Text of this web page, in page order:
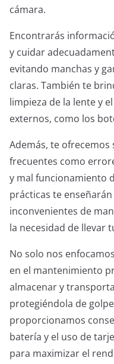
cámara.
Encontrarás
y cuidar
evitando manchas y
claras. También te
limpieza de la lente y
externos, como los
Además, te
frecuentes como
y mal funcionamiento
prácticas te
inconvenientes de
la necesidad de llevar
No solo nos
en el mantenimiento
almacenar y
protegiéndola de
proporcionamos
batería y el uso de
para maximizar el